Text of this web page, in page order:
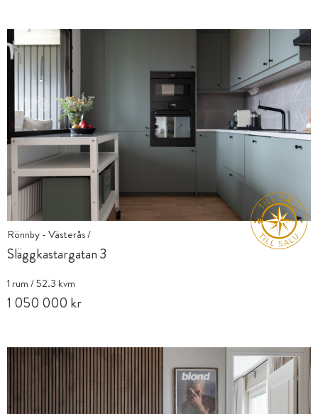
Rönnby - Västerås /
Släggkastargatan 3
1 rum / 52.3 kvm
1 050 000 kr